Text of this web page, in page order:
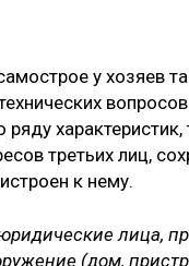
у хозяев
характеристик,
третьих лиц,
к нему.
лица,
(дом,